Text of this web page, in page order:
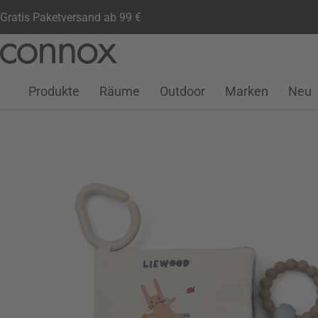
Gratis Paketversand ab 99 €
Seiteninhalt
Suchfeld
Kundenkonto
Wunschliste
Warenkorb
Produkte Räume Outdoor Marken Neu